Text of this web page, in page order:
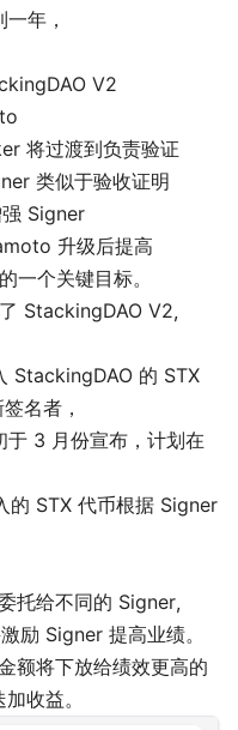
年，
V2
将过渡到负责验证
类似于验收证明
强 Signer
升级后提高
一个关键目标。
StackingDAO V2，
StackingDAO 的 STX
名者，
于 3 月份宣布，计划在
的 STX 代币根据 Signer
托给不同的 Signer，
励 Signer 提高业绩。
额将下放给绩效更高的
收益。